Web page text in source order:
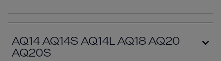
AQ14 AQ14S AQ14L AQ18 AQ20
AQ20S